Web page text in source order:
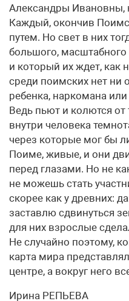
Александры Ивановны,
Каждый, окончив
путем. Но свет в них
большого,
и который их ждет, как
среди поимских нет ни
ребенка, наркомана
Ведь пьют и колются от
внутри человека
через которые мог бы
Поиме, живые, и они
перед глазами. Но не
не можешь стать
скорее как у древних:
заставлю сдвинуться
для них взрослые
Не случайно поэтому,
карта мира
центре, а вокруг него
Ирина РЕПЬЕВА